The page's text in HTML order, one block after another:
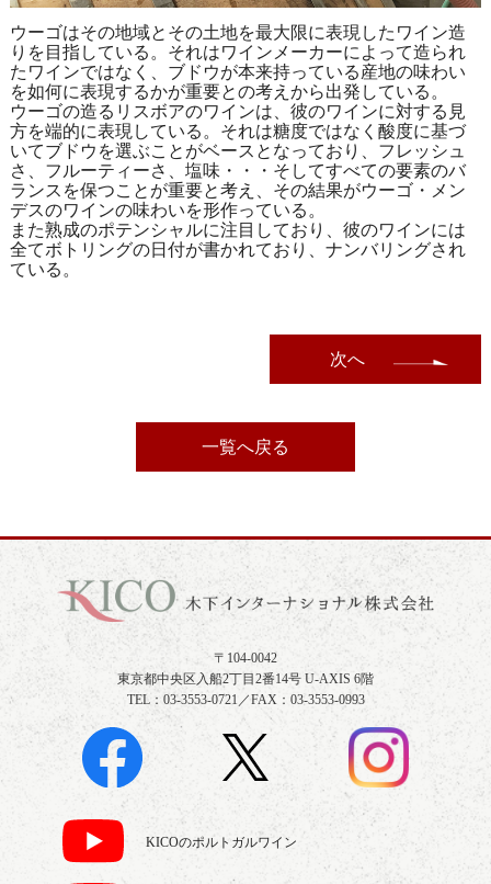
ウーゴはその地域とその土地を最大限に表現したワイン造
りを目指している。それはワインメーカーによって造られ
たワインではなく、ブドウが本来持っている産地の味わい
を如何に表現するかが重要との考えから出発している。
ウーゴの造るリスボアのワインは、彼のワインに対する見
方を端的に表現している。それは糖度ではなく酸度に基づ
いてブドウを選ぶことがベースとなっており、フレッシュ
さ、フルーティーさ、塩味・・・そしてすべての要素のバ
ランスを保つことが重要と考え、その結果がウーゴ・メン
デスのワインの味わいを形作っている。
また熟成のポテンシャルに注目しており、彼のワインには
全てボトリングの日付が書かれており、ナンバリングされ
ている。
一覧へ戻る
次へ
〒104-0042
東京都中央区入船2丁目2番14号 U-AXIS 6階
TEL：03-3553-0721／FAX：03-3553-0993
KICOのポルトガルワイン